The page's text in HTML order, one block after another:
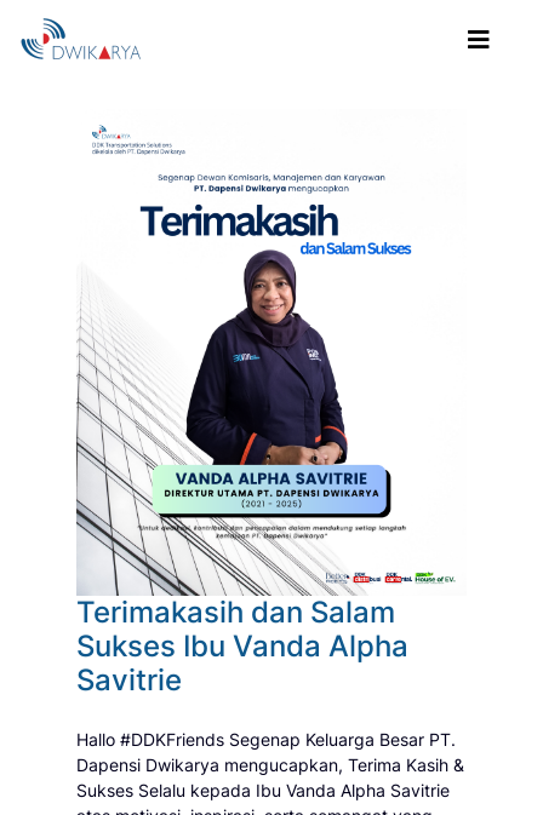
Terimakasih dan Salam
Sukses Ibu Vanda Alpha
Savitrie
Hallo #DDKFriends Segenap Keluarga Besar PT.
Dapensi Dwikarya mengucapkan, Terima Kasih &
Sukses Selalu kepada Ibu Vanda Alpha Savitrie